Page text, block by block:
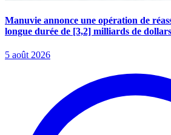
Manuvie annonce une opération de
longue durée de [3,2] milliards de
5 août 2026